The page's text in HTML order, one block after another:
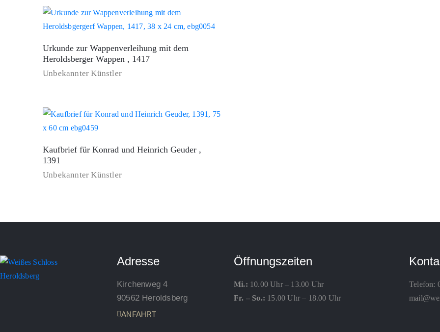
Urkunde zur Wappenverleihung mit dem
Heroldsberger Wappen , 1417
Unbekannter Künstler
Kaufbrief für Konrad und Heinrich Geuder ,
1391
Unbekannter Künstler
Adresse
Kirchenweg 4
90562 Heroldsberg
ANFAHRT
Öffnungszeiten
Mi.: 10.00 Uhr – 13.00 Uhr
Fr. – So.: 15.00 Uhr – 18.00 Uhr
Telefon: